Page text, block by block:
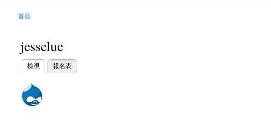
您在這裡
首頁
jesselue
主要索引標籤
檢視
(作用中頁籤) 報名表